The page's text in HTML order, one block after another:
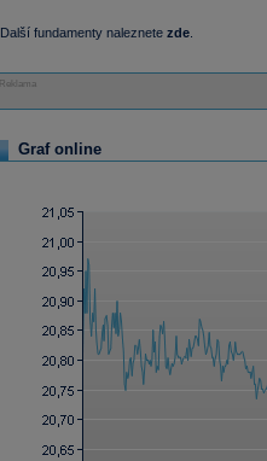
Další fundamenty naleznete zde.
Reklama
Graf online